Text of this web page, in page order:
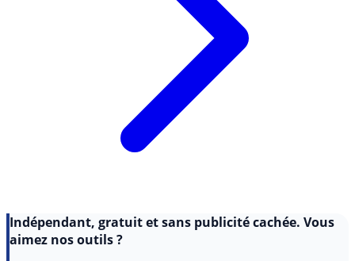
Indépendant, gratuit et sans publicité cachée. Vous